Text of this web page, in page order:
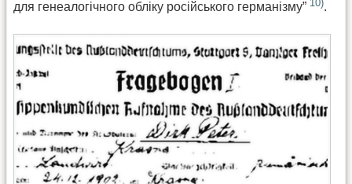
для генеалогічного обліку російського германізму” 10).